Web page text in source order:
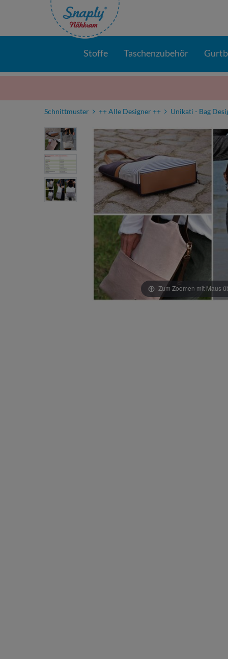
Stoffe Taschenzubehör
Schnittmuster ++ Alle Designer ++ Unikati - Bag
Zum Zoomen mit Maus